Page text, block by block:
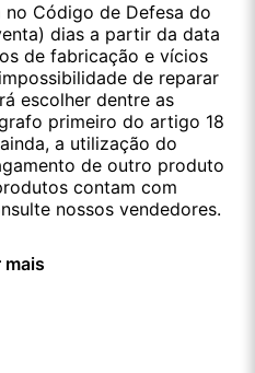
Código de Defesa do
dias a partir da data
de fabricação e vícios
de reparar
escolher dentre as
primeiro do artigo 18
a utilização do
de outro produto
contam com
nossos vendedores.
mais